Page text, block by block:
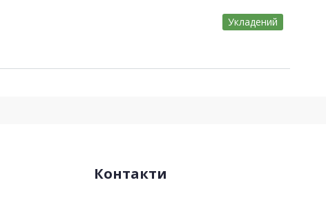
Укладений
Контакти